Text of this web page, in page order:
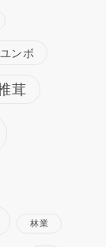
ユンボ
茸
林業